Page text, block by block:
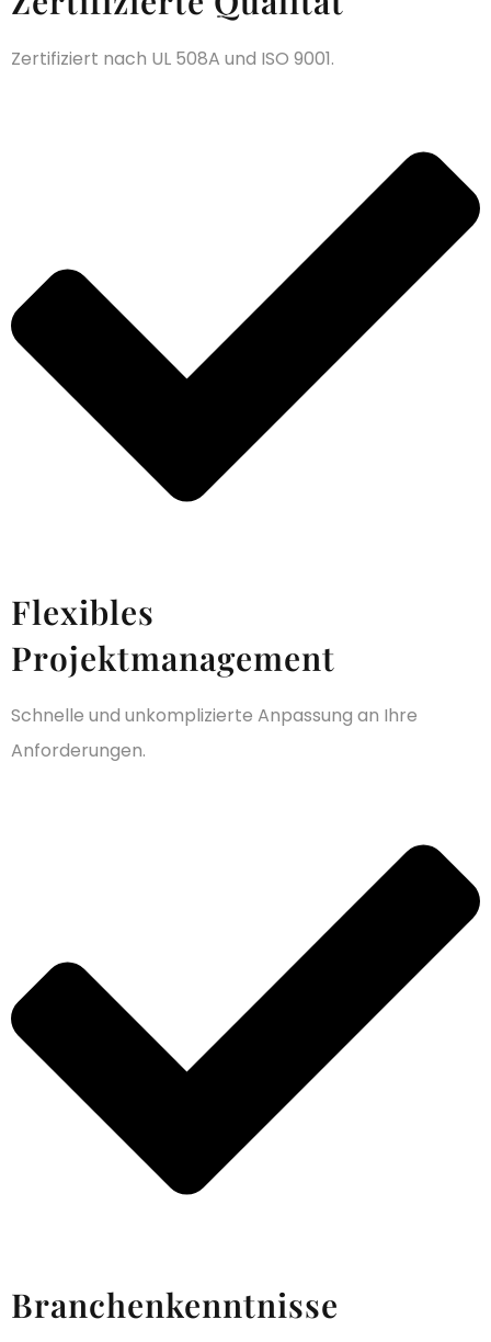
Zertifiziert nach UL 508A und ISO 9001.
Flexibles
Projektmanagement
Schnelle und unkomplizierte Anpassung an Ihre
Anforderungen.
Branchenkenntnisse